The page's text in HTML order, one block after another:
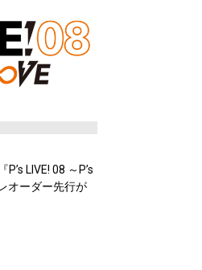
LIVE! 08 ～P’s
オーダー先行が